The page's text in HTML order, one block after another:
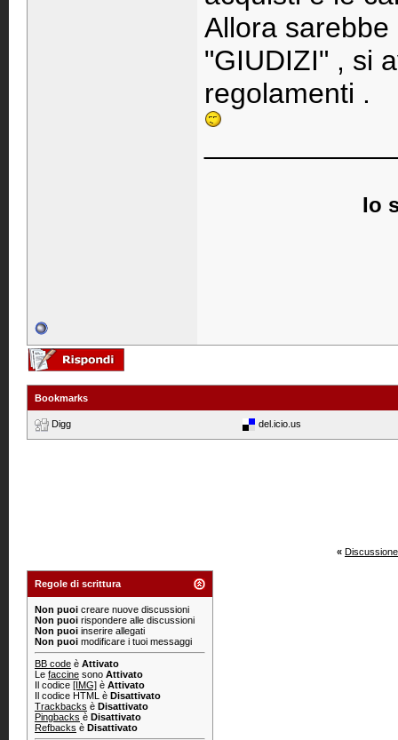
Allora
"GIUDIZI" , si
regolamenti .
Io
Bookmarks
Digg del.icio.us
«
Regole di scrittura
Non puoi creare nuove discussioni
Non puoi rispondere alle discussioni
Non puoi inserire allegati
Non puoi modificare i tuoi messaggi
BB code è Attivato
Le faccine sono Attivato
Il codice [IMG] è Attivato
Il codice HTML è Disattivato
Trackbacks è Disattivato
Pingbacks è Disattivato
Refbacks è Disattivato